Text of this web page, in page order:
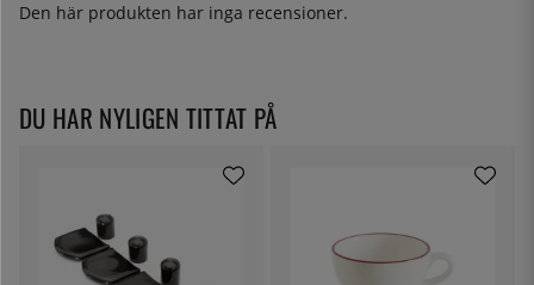
Den här produkten har inga recensioner.
DU HAR NYLIGEN TITTAT PÅ